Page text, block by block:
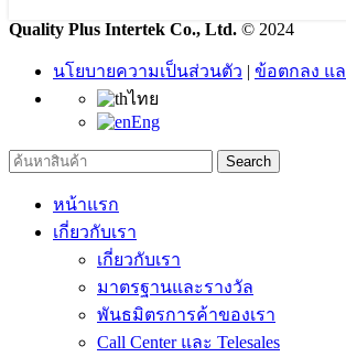
Quality Plus Intertek Co., Ltd. © 2024
นโยบายความเป็นส่วนตัว | ข้อตกลง แล
ไทย
Eng
Search
หน้าแรก
เกี่ยวกับเรา
เกี่ยวกับเรา
มาตรฐานและรางวัล
พันธมิตรการค้าของเรา
Call Center และ Telesales